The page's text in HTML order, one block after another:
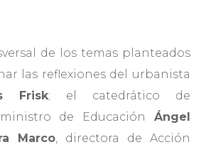
de los temas planteados
las reflexiones del urbanista
Frisk; el catedrático de
de Educación Ángel
Marco, directora de Acción